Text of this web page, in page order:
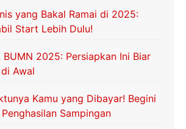
yang Bakal Ramai di 2025:
Start Lebih Dulu!
BUMN 2025: Persiapkan Ini Biar
Awal
Kamu yang Dibayar! Begini
Sampingan